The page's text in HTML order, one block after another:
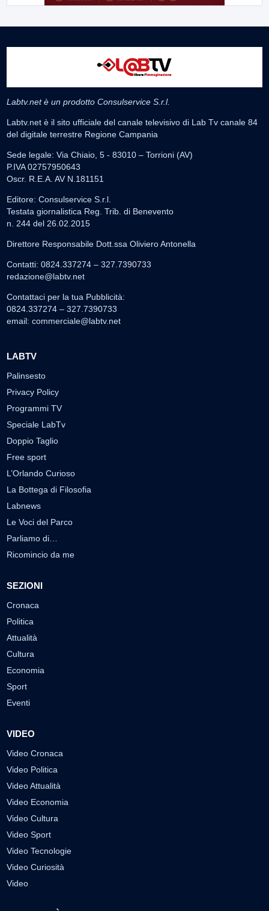
Labtv.net è un prodotto Consulservice S.r.l.
Labtv.net è il sito ufficiale del canale televisivo di Lab Tv canale 84
del digitale terrestre Regione Campania
Sede legale: Via Chiaio, 5 - 83010 – Torrioni (AV)
P.IVA 02757950643
Oscr. R.E.A. AV N.181151
Editore: Consulservice S.r.l.
Testata giornalistica Reg. Trib. di Benevento
n. 244 del 26.02.2015
Direttore Responsabile Dott.ssa Oliviero Antonella
Contatti: 0824.337274 – 327.7390733
redazione@labtv.net
Contattaci per la tua Pubblicità:
0824.337274 – 327.7390733
email: commerciale@labtv.net
LABTV
Palinsesto
Privacy Policy
Programmi TV
Speciale LabTv
Doppio Taglio
Free sport
L’Orlando Curioso
La Bottega di Filosofia
Labnews
Le Voci del Parco
Parliamo di…
Ricomincio da me
SEZIONI
Cronaca
Politica
Attualità
Cultura
Economia
Sport
Eventi
VIDEO
Video Cronaca
Video Politica
Video Attualità
Video Economia
Video Cultura
Video Sport
Video Tecnologie
Video Curiosità
Video